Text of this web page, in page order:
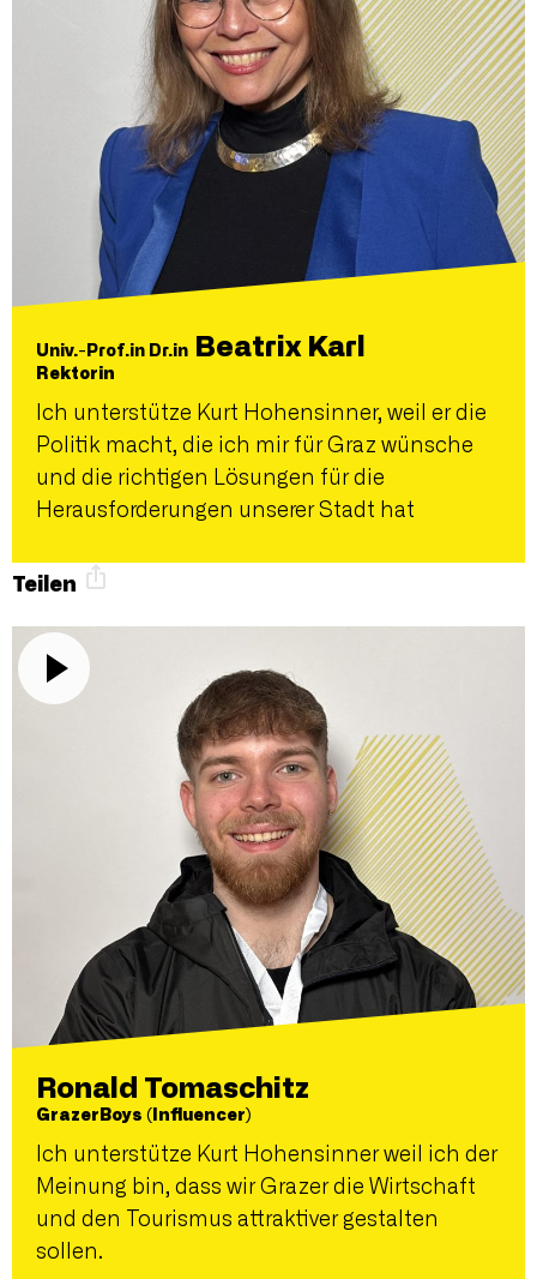
Univ.-Prof.in Dr.in Beatrix Karl
Rektorin
Ich unterstütze Kurt Hohensinner, weil er die
Politik macht, die ich mir für Graz wünsche
und die richtigen Lösungen für die
Herausforderungen unserer Stadt hat
Teilen
Ronald Tomaschitz
GrazerBoys (Influencer)
Ich unterstütze Kurt Hohensinner weil ich der
Meinung bin, dass wir Grazer die Wirtschaft
und den Tourismus attraktiver gestalten
sollen.